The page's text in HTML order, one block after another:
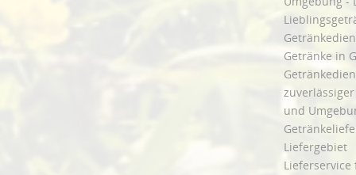
Getränke in
und
Liefergebiet
Lieferservice